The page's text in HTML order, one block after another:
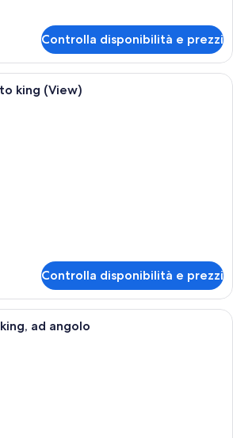
Controlla disponibilità e prezzi
Camera d'albergo con un letto, due
king (View)
Controlla disponibilità e prezzi
Camera d'albergo moderna con una
ad angolo